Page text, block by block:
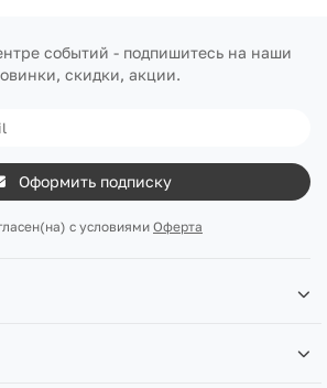
событий - подпишитесь на наши
скидки, акции.
Оформить подписку
с условиями Оферта